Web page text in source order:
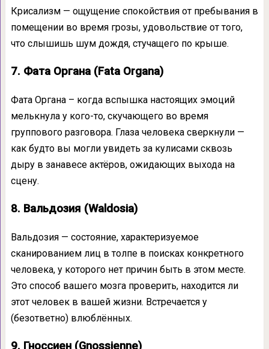
Крисализм — ощущение спокойствия от пребывания в
помещении во время грозы, удовольствие от того,
что слышишь шум дождя, стучащего по крыше.
7. Фата Органа (Fata Organa)
Фата Органа – когда вспышка настоящих эмоций
мелькнула у кого-то, скучающего во время
группового разговора. Глаза человека сверкнули —
как будто вы могли увидеть за кулисами сквозь
дыру в занавесе актёров, ожидающих выхода на
сцену.
8. Вальдозия (Waldosia)
Вальдозия — состояние, характеризуемое
сканированием лиц в толпе в поисках конкретного
человека, у которого нет причин быть в этом месте.
Это способ вашего мозга проверить, находится ли
этот человек в вашей жизни. Встречается у
(безответно) влюблённых.
9. Гноссиен (Gnossienne)